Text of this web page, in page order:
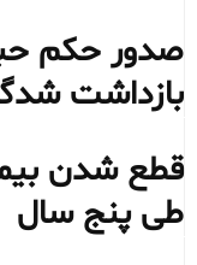
صدور حکم
بازداشت
طی پنج سال